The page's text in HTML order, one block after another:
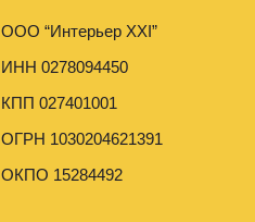
ООО “Интерьер XXI”
ИНН 0278094450
КПП 027401001
ОГРН 1030204621391
ОКПО 15284492